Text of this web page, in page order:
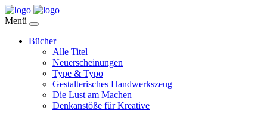
Menü
Bücher
Alle Titel
Neuerscheinungen
Type & Typo
Gestalterisches Handwerkszeug
Die Lust am Machen
Denkanstöße für Kreative